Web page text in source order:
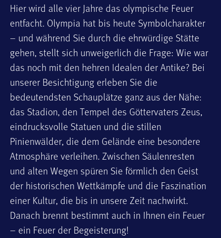
Hier wird alle vier Jahre das olympische Feuer
entfacht. Olympia hat bis heute Symbolcharakter
– und während Sie durch die ehrwürdige Stätte
gehen, stellt sich unweigerlich die Frage: Wie war
das noch mit den hehren Idealen der Antike? Bei
unserer Besichtigung erleben Sie die
bedeutendsten Schauplätze ganz aus der Nähe:
das Stadion, den Tempel des Göttervaters Zeus,
eindrucksvolle Statuen und die stillen
Pinienwälder, die dem Gelände eine besondere
Atmosphäre verleihen. Zwischen Säulenresten
und alten Wegen spüren Sie förmlich den Geist
der historischen Wettkämpfe und die Faszination
einer Kultur, die bis in unsere Zeit nachwirkt.
Danach brennt bestimmt auch in Ihnen ein Feuer
– ein Feuer der Begeisterung!